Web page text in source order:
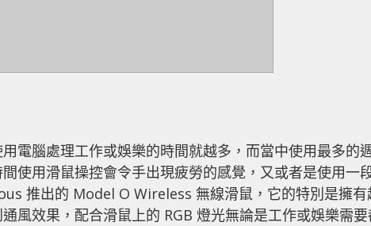
電腦處理工作或娛樂的時間就越多，而當中使用最多的
使用滑鼠操控會令手出現疲勞的感覺，又或者是使用一
推出的 Model O Wireless 無線滑鼠，它的特別是擁有
風效果，配合滑鼠上的 RGB 燈光無論是工作或娛樂需